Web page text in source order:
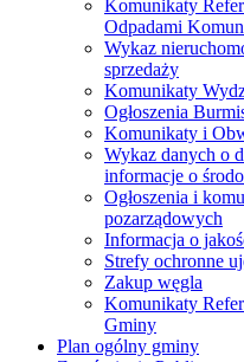
Komunikaty
Odpadami
Wykaz
sprzedaży
Komunikaty
Ogłoszenia
Komunikaty i
Wykaz danych o
informacje o
Ogłoszenia i
pozarządowych
Informacja o
Strefy ochronne
Zakup węgla
Komunikaty
Gminy
Plan ogólny gminy